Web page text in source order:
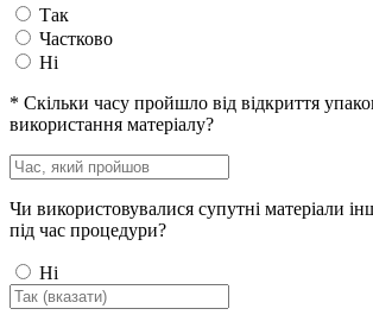
Так
Частково
Ні
* Скільки часу пройшло від відкриття
використання матеріалу?
Чи використовувалися супутні матеріали
під час процедури?
Ні